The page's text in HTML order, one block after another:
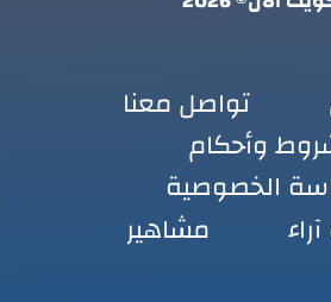
تواصل معنا
وأحكام
الخصوصية
مشاهير